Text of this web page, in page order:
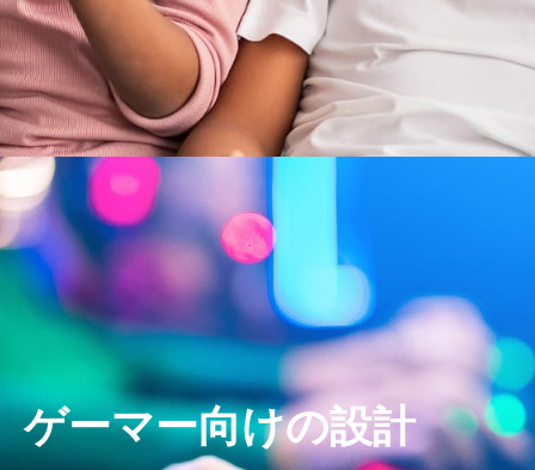
ゲーマー向けの設計